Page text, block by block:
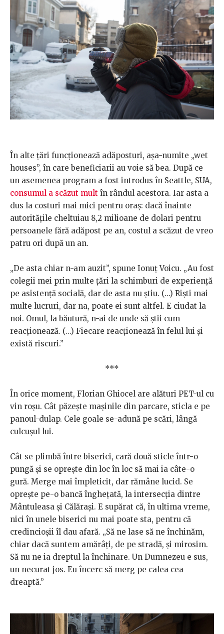
În alte țări funcționează adăposturi, așa-numite „wet
houses”, în care beneficiarii au voie să bea. După ce
un asemenea program a fost introdus în Seattle, SUA,
consumul a scăzut mult în rândul acestora. Iar asta a
dus la costuri mai mici pentru oraș: dacă înainte
autoritățile cheltuiau 8,2 milioane de dolari pentru
persoanele fără adăpost pe an, costul a scăzut de vreo
patru ori după un an.
„De asta chiar n-am auzit”, spune Ionuț Voicu. „Au fost
colegii mei prin multe țări la schimburi de experiență
pe asistență socială, dar de asta nu știu. (...) Riști mai
multe lucruri, dar na, poate ei sunt altfel. E ciudat la
noi. Omul, la băutură, n-ai de unde să știi cum
reacționează. (...) Fiecare reacționează în felul lui și
există riscuri.”
***
În orice moment, Florian Ghiocel are alături PET-ul cu
vin roșu. Cât păzește mașinile din parcare, sticla e pe
panoul-dulap. Cele goale se-adună pe scări, lângă
culcușul lui.
Cât se plimbă între biserici, cară două sticle într-o
pungă și se oprește din loc în loc să mai ia câte-o
gură. Merge mai împleticit, dar rămâne lucid. Se
oprește pe-o bancă înghețată, la intersecția dintre
Mântuleasa și Călărași. E supărat că, în ultima vreme,
nici în unele biserici nu mai poate sta, pentru că
credincioșii îl dau afară. „Să ne lase să ne închinăm,
chiar dacă suntem amărâți, de pe stradă, și mirosim.
Să nu ne ia dreptul la închinare. Un Dumnezeu e sus,
un necurat jos. Eu încerc să merg pe calea cea
dreaptă.”